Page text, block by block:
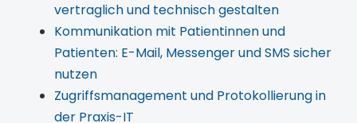
vertraglich und technisch gestalten
Kommunikation mit Patientinnen und
Patienten: E-Mail, Messenger und SMS sicher
nutzen
Zugriffsmanagement und Protokollierung in
der Praxis-IT